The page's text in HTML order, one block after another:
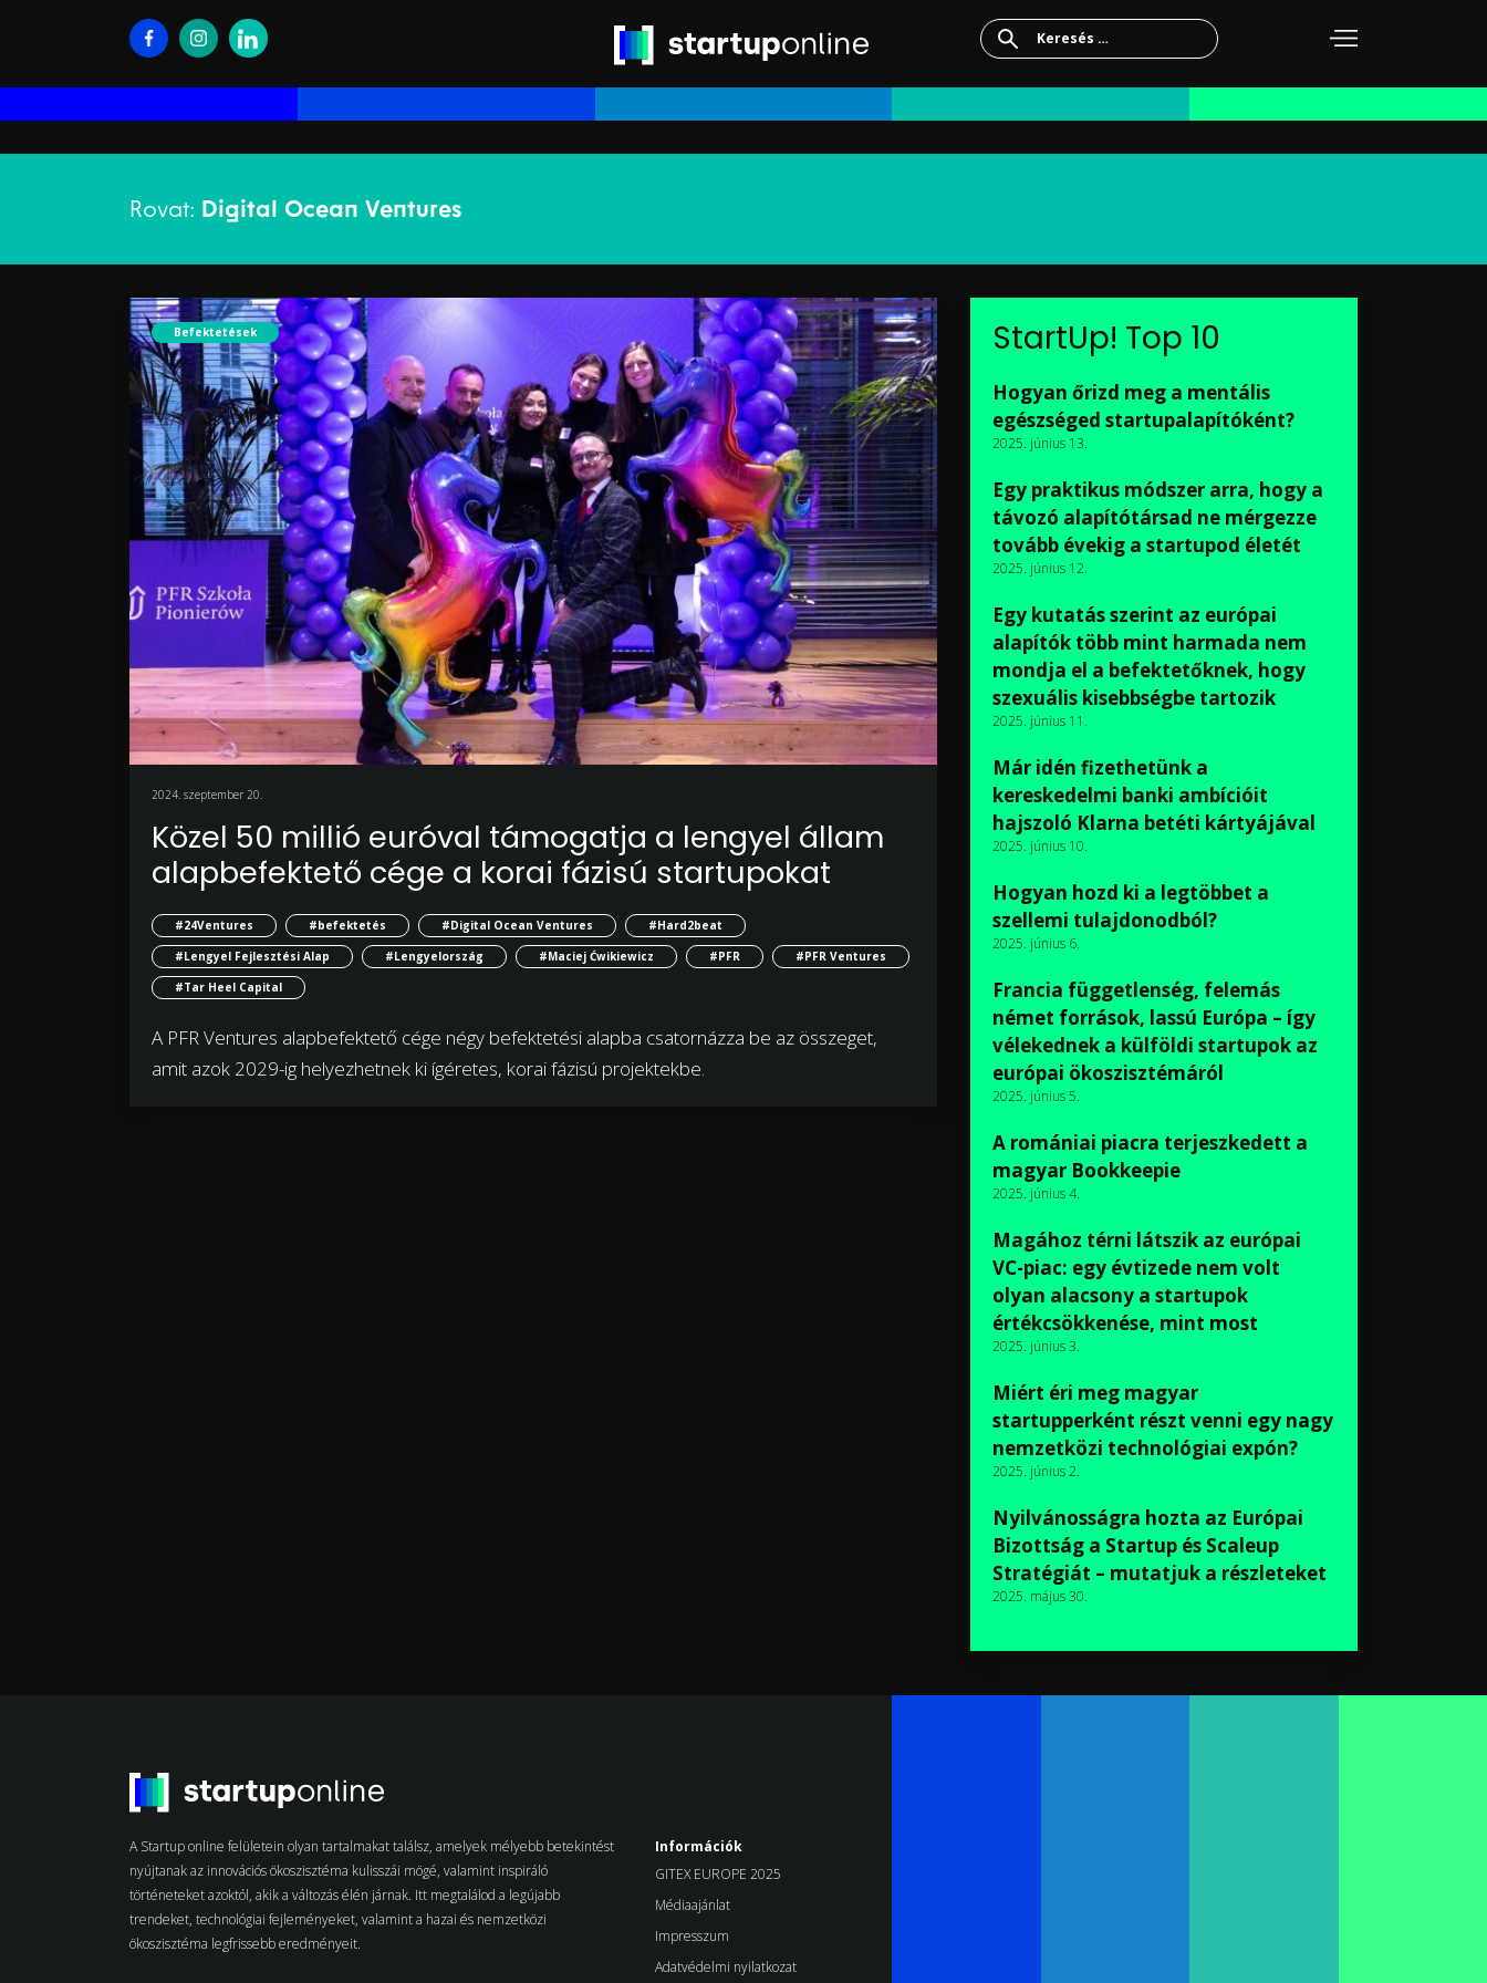
Keresés:
Rovat: Digital Ocean Ventures
Befektetések
2024. szeptember 20.
Közel 50 millió euróval támogatja a lengyel állam
alapbefektető cége a korai fázisú startupokat
#24Ventures #befektetés #Digital Ocean Ventures
#Hard2beat
#Lengyel Fejlesztési Alap
#Lengyelország #Maciej Ćwikiewicz #PFR
#PFR Ventures
#Tar Heel Capital
A PFR Ventures alapbefektető cége négy befektetési alapba csatornázza be az összeget,
amit azok 2029-ig helyezhetnek ki ígéretes, korai fázisú projektekbe.
StartUp! Top 10
Hogyan őrizd meg a mentális
egészséged startupalapítóként?
2025. június 13.
Egy praktikus módszer arra, hogy a
távozó alapítótársad ne mérgezze
tovább évekig a startupod életét
2025. június 12.
Egy kutatás szerint az európai
alapítók több mint harmada nem
mondja el a befektetőknek, hogy
szexuális kisebbségbe tartozik
2025. június 11.
Már idén fizethetünk a
kereskedelmi banki ambícióit
hajszoló Klarna betéti kártyájával
2025. június 10.
Hogyan hozd ki a legtöbbet a
szellemi tulajdonodból?
2025. június 6.
Francia függetlenség, felemás
német források, lassú Európa – így
vélekednek a külföldi startupok az
európai ökoszisztémáról
2025. június 5.
A romániai piacra terjeszkedett a
magyar Bookkeepie
2025. június 4.
Magához térni látszik az európai
VC-piac: egy évtizede nem volt
olyan alacsony a startupok
értékcsökkenése, mint most
2025. június 3.
Miért éri meg magyar
startupperként részt venni egy nagy
nemzetközi technológiai expón?
2025. június 2.
Nyilvánosságra hozta az Európai
Bizottság a Startup és Scaleup
Stratégiát – mutatjuk a részleteket
2025. május 30.
A Startup online felületein olyan tartalmakat találsz, amelyek mélyebb betekintést
nyújtanak az innovációs ökoszisztéma kulisszái mögé, valamint inspiráló
történeteket azoktól, akik a változás élén járnak. Itt megtalálod a legújabb
trendeket, technológiai fejleményeket, valamint a hazai és nemzetközi
ökoszisztéma legfrissebb eredményeit.
Információk
GITEX EUROPE 2025
Médiaajánlat
Impresszum
Adatvédelmi nyilatkozat